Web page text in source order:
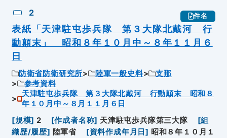
2 件名
表紙「天津駐屯歩兵隊 第３大隊北戴河 行
動顛末」 昭和８年１０月中～８年１１月６
日
防衛省防衛研究所 陸軍一般史料
支那
参考資料
天津駐屯歩兵隊 第３大隊北戴河 行動顛末 昭和８
年１０月中～８月１１月６日
[規模] 2 [作成者名称] 天津駐屯歩兵隊第三大隊 [組
織歴/履歴] 陸軍省 [資料作成年月日] 昭和８年１０月１